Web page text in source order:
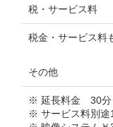
税・サービス料
税金・サービス料
その他
※ 延長料金 30分
※ サービス料別途